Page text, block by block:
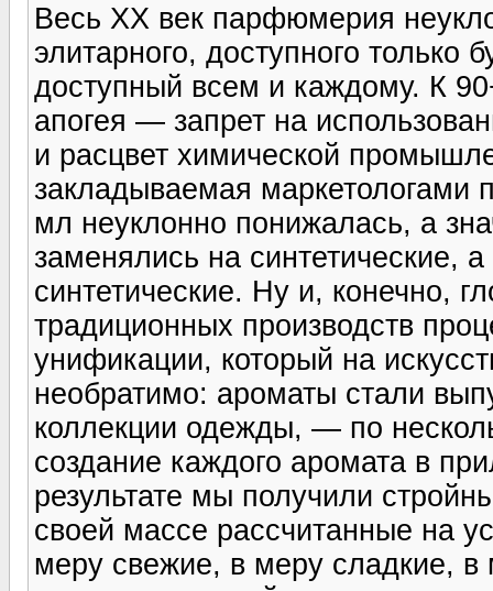
Весь XX век парфюмерия
элитарного, доступного только
доступный всем и каждому. К
апогея — запрет на
и расцвет химической
закладываемая маркетологами
мл неуклонно понижалась, а
заменялись на синтетические,
синтетические. Ну и, конечно,
традиционных производств
унификации, который на
необратимо: ароматы стали
коллекции одежды, — по
создание каждого аромата в
результате мы получили
своей массе рассчитанные на
меру свежие, в меру сладкие,